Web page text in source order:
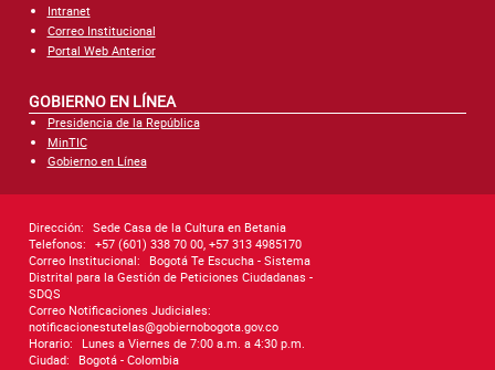
Intranet
Correo Institucional
Portal Web Anterior
GOBIERNO EN LÍNEA
Presidencia de la República
MinTIC
Gobierno en Línea
Dirección: Sede Casa de la Cultura en Betania
Telefonos: +57 (601) 338 70 00, +57 313 4985170
Correo Institucional:
Bogotá Te Escucha - Sistema
Distrital para la Gestión de Peticiones Ciudadanas -
SDQS
Correo Notificaciones Judiciales:
notificacionestutelas@gobiernobogota.gov.co
Horario:
Lunes a Viernes de 7:00 a.m. a 4:30 p.m.
Ciudad:
Bogotá - Colombia